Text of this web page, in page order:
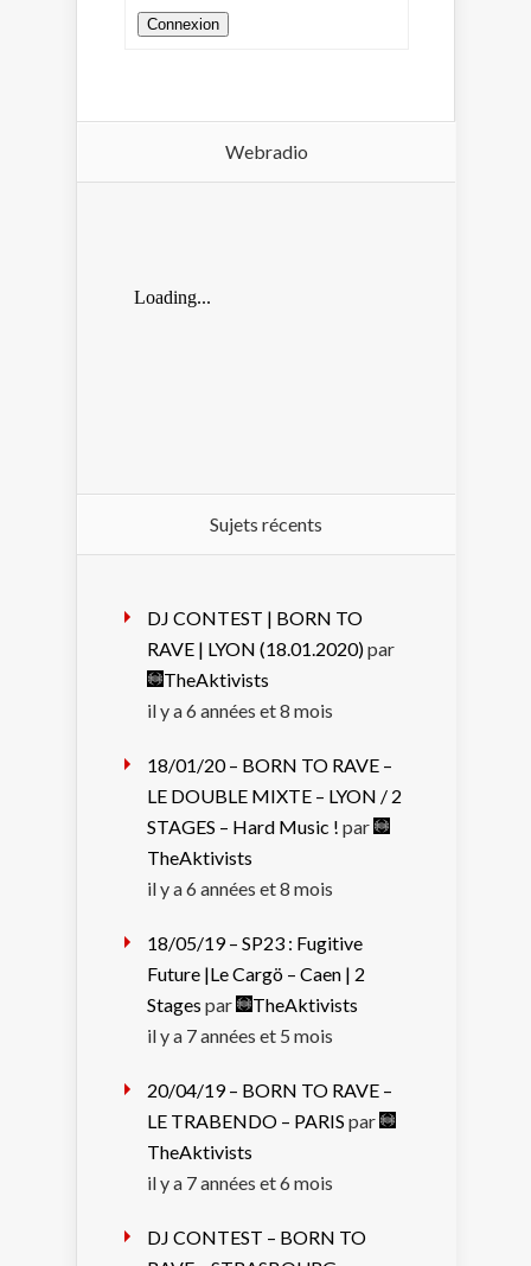
Connexion
Webradio
Sujets récents
DJ CONTEST | BORN TO
RAVE | LYON (18.01.2020)par
TheAktivists
il y a 6 années et 8 mois
18/01/20 – BORN TO RAVE –
LE DOUBLE MIXTE – LYON / 2
STAGES – Hard Music ! par
TheAktivists
il y a 6 années et 8 mois
18/05/19 – SP23 : Fugitive
Future |Le Cargö – Caen | 2
Stages par
TheAktivists
il y a 7 années et 5 mois
20/04/19 – BORN TO RAVE –
LE TRABENDO – PARIS par
TheAktivists
il y a 7 années et 6 mois
DJ CONTEST – BORN TO